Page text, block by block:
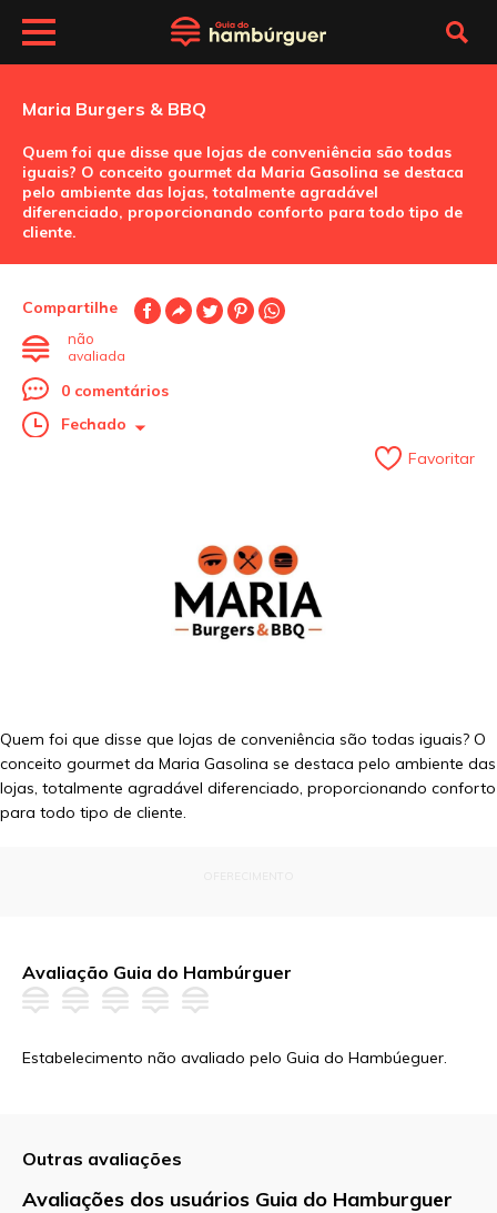
Maria Burgers & BBQ
Quem foi que disse que lojas de conveniência são todas
iguais? O conceito gourmet da Maria Gasolina se destaca
pelo ambiente das lojas, totalmente agradável
diferenciado, proporcionando conforto para todo tipo de
cliente.
Compartilhe
não
avaliada
0 comentários
Fechado
Favoritar
Quem foi que disse que lojas de conveniência são todas iguais? O
conceito gourmet da Maria Gasolina se destaca pelo ambiente das
lojas, totalmente agradável diferenciado, proporcionando conforto
para todo tipo de cliente.
Avaliação Guia do Hambúrguer
Estabelecimento não avaliado pelo Guia do Hambúeguer.
Outras avaliações
Avaliações dos usuários Guia do Hamburguer